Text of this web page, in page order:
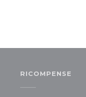
RICOMPENSE